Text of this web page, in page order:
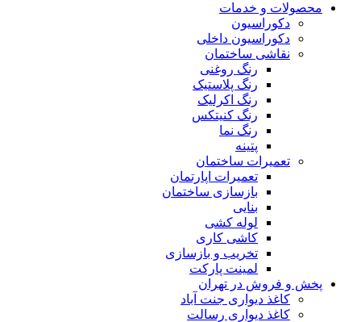
محصولات و خدمات
دکوراسیون
دکوراسیون داخلی
نقاشی ساختمان
رنگ روغنی
رنگ پلاستیک
رنگ اکرلیک
رنگ کنیتکس
رنگ نما
پتینه
تعمیرات ساختمان
تعمیرات اپارتمان
بازسازی ساختمان
بنایی
لوله کشی
کاشی کاری
تخریب و بازسازی
لمینت پارکت
پخش و فروش در تهران
کاغذ دیواری جنت آباد
کاغذ دیواری رسالت